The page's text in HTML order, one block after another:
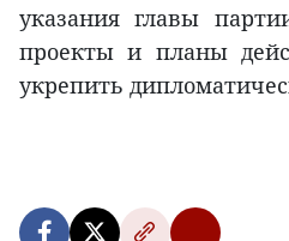
указания главы
проекты и планы
укрепить